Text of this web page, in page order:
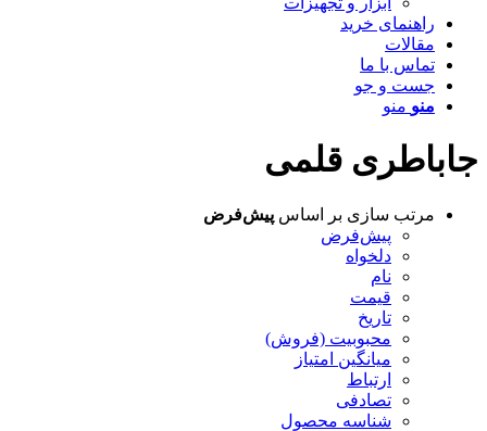
راهنمای خرید
مقالات
تماس با ما
جست و جو
منو منو
جاباطری قلمی
مرتب سازی بر اساس پیش‌فرض
پیش‌فرض
دلخواه
نام
قیمت
تاریخ
محبوبیت (فروش)
میانگین امتیاز
ارتباط
تصادفی
شناسه محصول